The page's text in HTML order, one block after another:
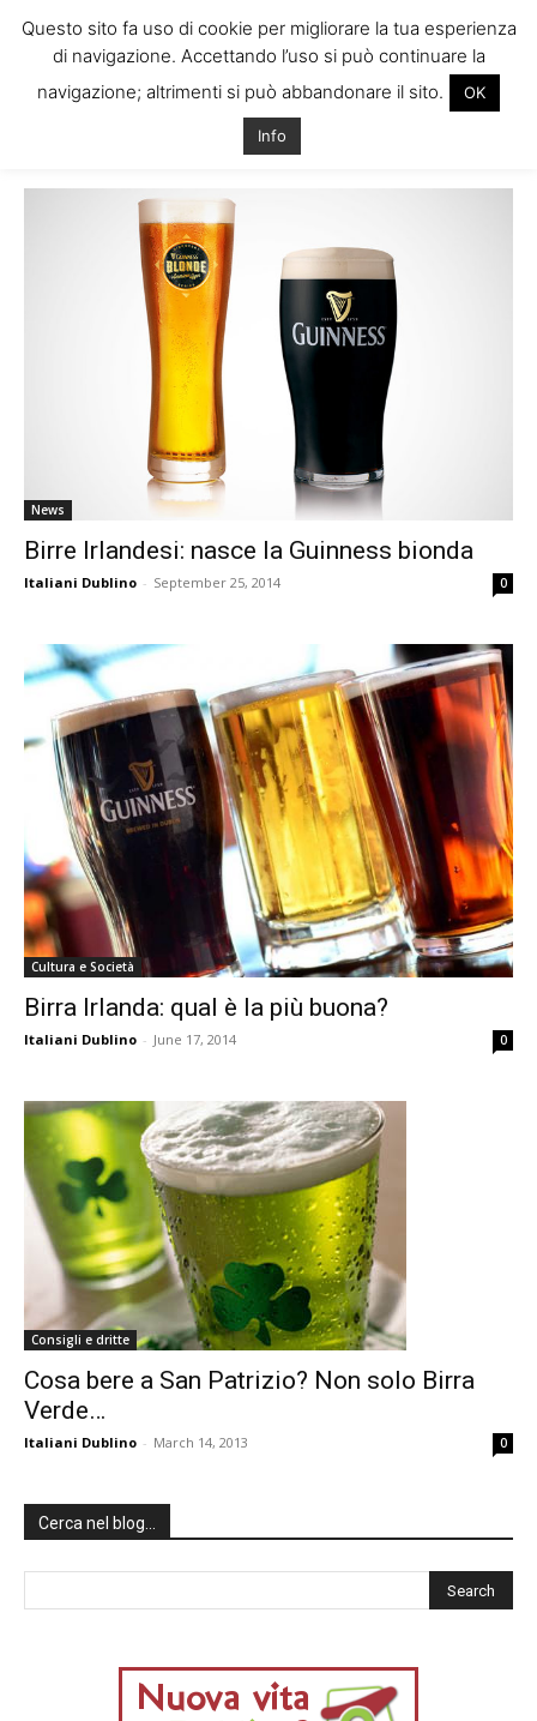
Tag: birre irlandesi
News
Birre Irlandesi: nasce la Guinness bionda
Italiani Dublino - September 25, 2014 0
Cultura e Società
Birra Irlanda: qual è la più buona?
Italiani Dublino - June 17, 2014 0
Consigli e dritte
Cosa bere a San Patrizio? Non solo Birra
Verde…
Italiani Dublino - March 14, 2013 0
Cerca nel blog…
Questo sito fa uso di cookie per migliorare la tua esperienza
di navigazione. Accettando l’uso si può continuare la
navigazione; altrimenti si può abbandonare il sito.
OK
Info